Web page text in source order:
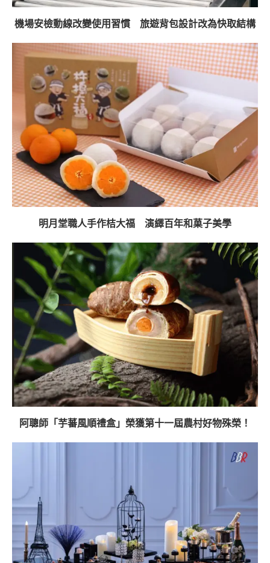
機場安檢動線改變使用習慣 旅遊背包設計改為快取結構
明月堂職人手作桔大福 演繹百年和菓子美學
阿聰師「芋蕃風順禮盒」榮獲第十一屆農村好物殊榮！